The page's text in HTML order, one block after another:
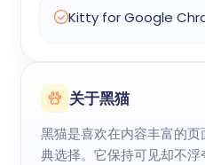
Kitty for Google
关于黑猫
黑猫是喜欢在内容丰富的
典选择。它保持可见却不浮